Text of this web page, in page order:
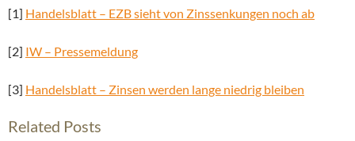
[1] Handelsblatt – EZB sieht von Zinssenkungen noch ab
[2] IW – Pressemeldung
[3] Handelsblatt – Zinsen werden lange niedrig bleiben
Related Posts